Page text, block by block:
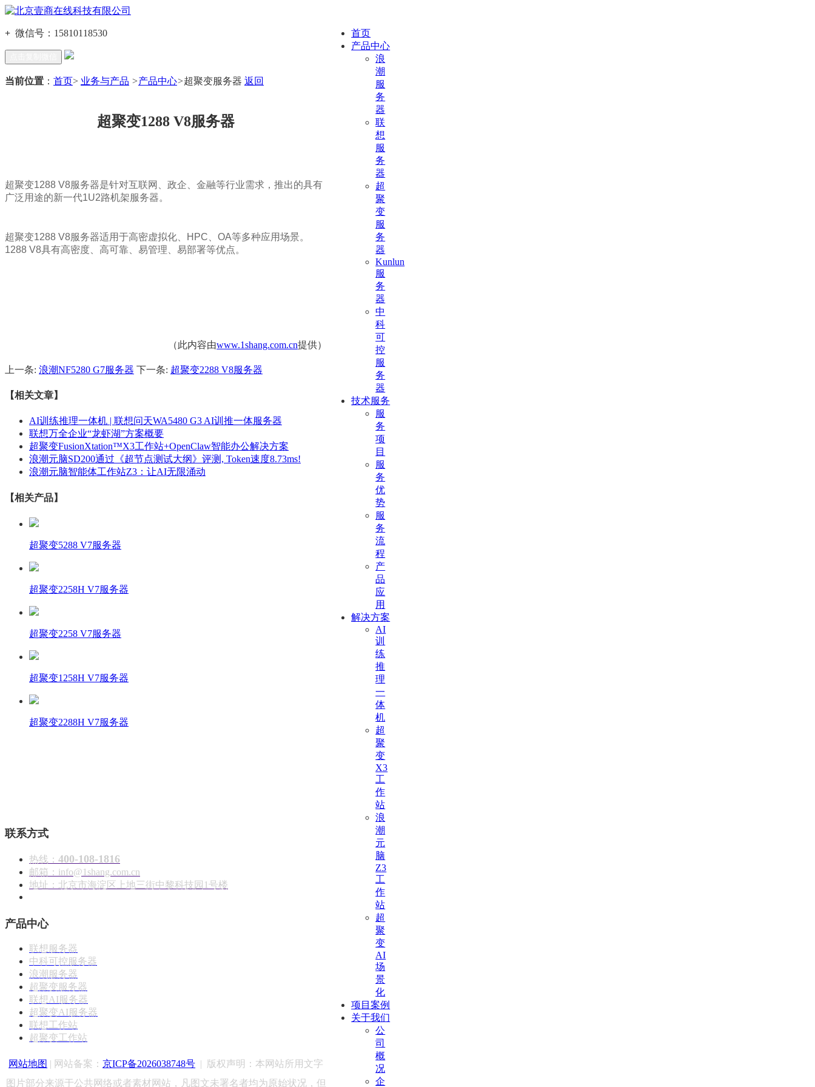
首页
产品中心
浪
潮
服
务
器
联
想
服
务
器
超
聚
变
服
务
器
Kunlun
服
务
器
中
科
可
控
服
务
器
技术服务
服
务
项
目
服
务
优
势
服
务
流
程
产
品
应
用
解决方案
AI
训
练
推
理
一
体
机
超
聚
变
X3
工
作
站
浪
潮
元
脑
Z3
工
作
站
超
聚
变
AI
场
景
化
项目案例
关于我们
公
司
概
况
企
+ 微信号： 15810118530
当前位置 ： 首页> 业务与产品 >产品中心>超聚变服务器 返回
超聚变1288 V8服务器
超聚变1288 V8服务器是针对互联网、政企、金融等行业需求，推出的具有
广泛用途的新一代1U2路机架服务器。
超聚变1288 V8服务器适用于高密虚拟化、HPC、OA等多种应用场景。
1288 V8具有高密度、高可靠、易管理、易部署等优点。
（此内容由www.1shang.com.cn提供）
上一条: 浪潮NF5280 G7服务器 下一条: 超聚变2288 V8服务器
【相关文章】
AI训练推理一体机 | 联想问天WA5480 G3 AI训推一体服务器
联想万全企业“龙虾湖”方案概要
超聚变FusionXtation™X3工作站+OpenClaw智能办公解决方案
浪潮元脑SD200通过《超节点测试大纲》评测, Token速度8.73ms!
浪潮元脑智能体工作站Z3：让AI无限涌动
【相关产品】
超聚变5288 V7服务器
超聚变2258H V7服务器
超聚变2258 V7服务器
超聚变1258H V7服务器
超聚变2288H V7服务器
联系方式
热线： 400-108-1816
邮箱：info@1shang.com.cn
地址：北京市海淀区上地三街中黎科技园1号楼
产品中心
联想服务器
中科可控服务器
浪潮服务器
超聚变服务器
联想AI服务器
超聚变AI服务器
联想工作站
超聚变工作站
网站地图 | 网站备案：京ICP备2026038748号 | 版权声明： 本网站所用文字
图片部分来源于公共网络或者素材网站，凡图文未署名者均为原始状况，但